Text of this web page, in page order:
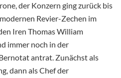
der Konzern ging zurück bis
Revier-Zechen im
Iren Thomas William
immer noch in der
antrat. Zunächst als
dann als Chef der